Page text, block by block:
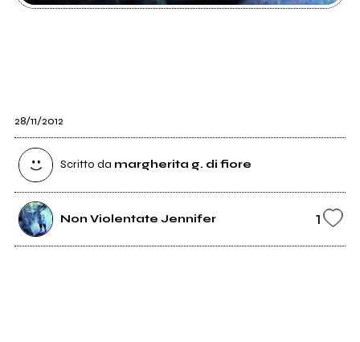
28/11/2012
Scritto da margherita g. di fiore
Non Violentate Jennifer 1